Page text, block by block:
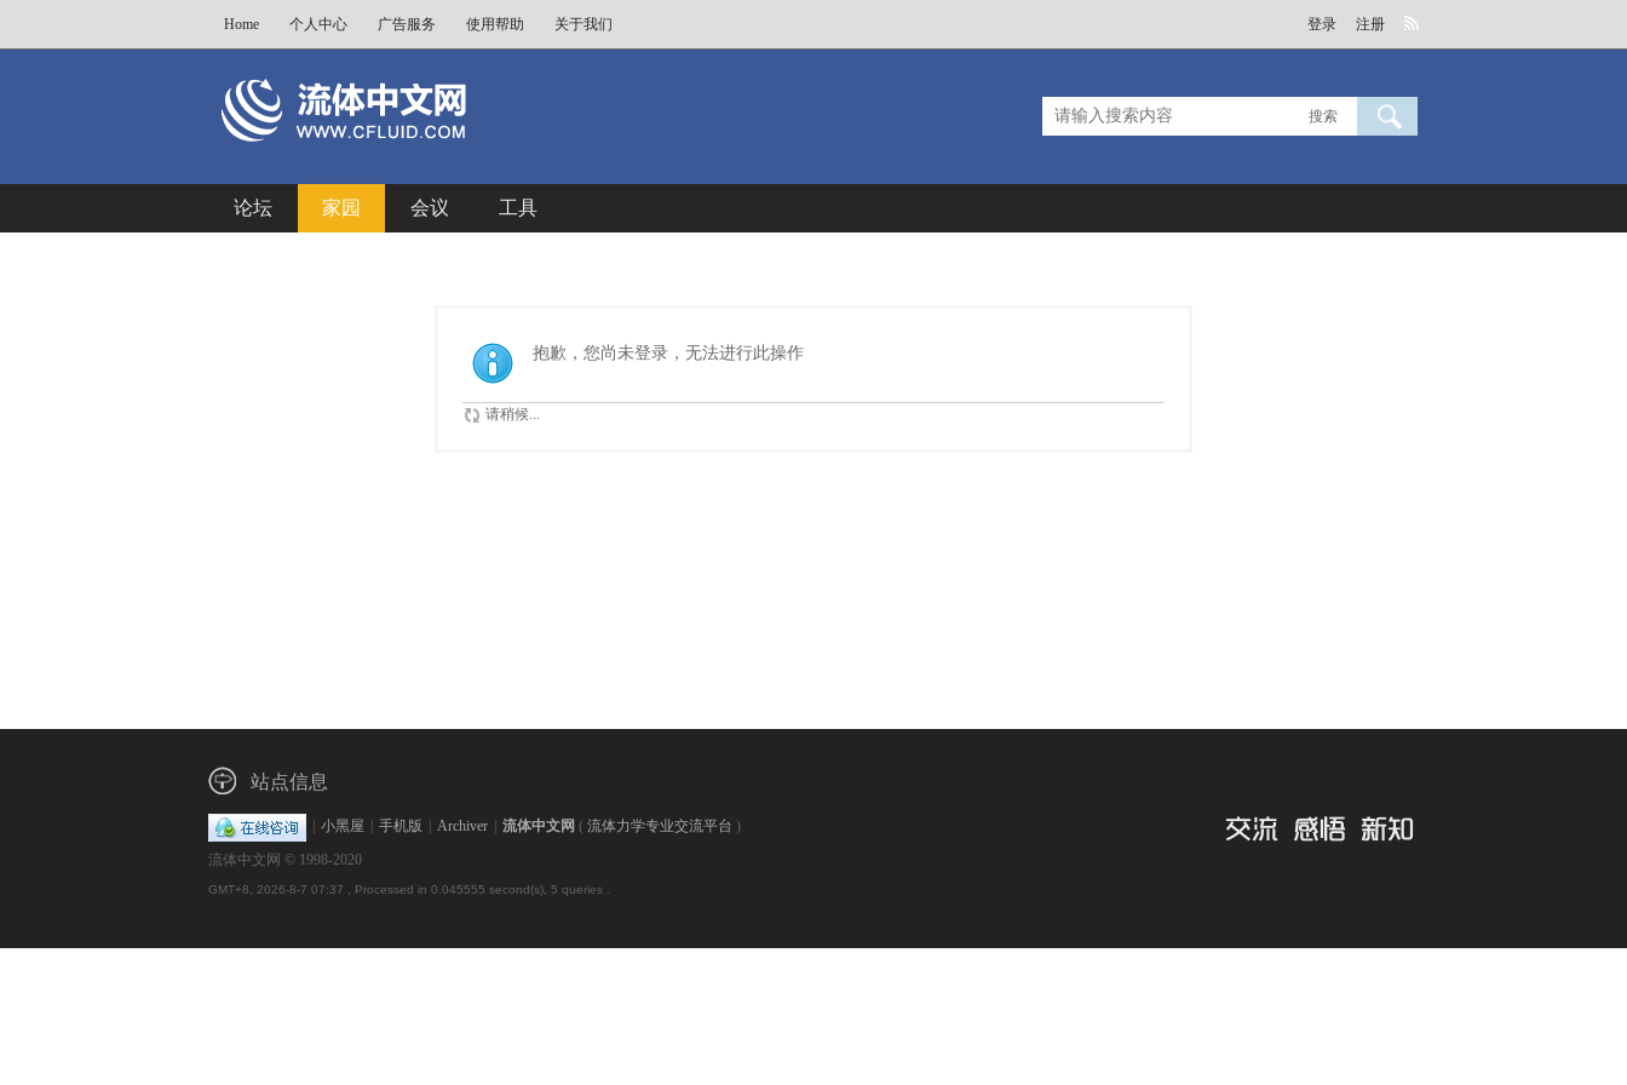
Home 个人中心 广告服务 使用帮助 关于我们 登录 注册
搜索
论坛 家园 会议 工具
抱歉，您尚未登录，无法进行此操作
请稍候...
站点信息
小黑屋 手机版 Archiver 流体中文网 ( 流体力学专业交流平台 )
流体中文网 © 1998-2020
GMT+8, 2026-8-7 07:37 , Processed in 0.045555 second(s), 5 queries .